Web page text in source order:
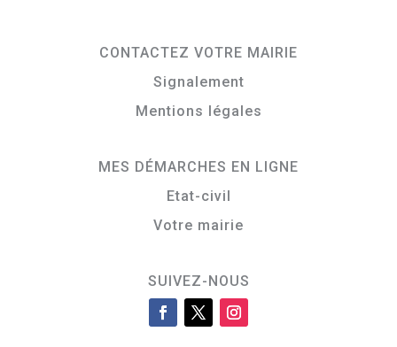
CONTACTEZ VOTRE MAIRIE
Signalement
Mentions légales
MES DÉMARCHES EN LIGNE
Etat-civil
Votre mairie
SUIVEZ-NOUS